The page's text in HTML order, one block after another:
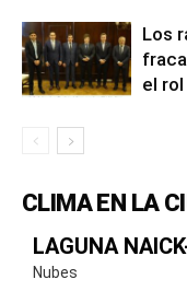
Los
el rol
CLIMA EN LA
LAGUNA
Nubes